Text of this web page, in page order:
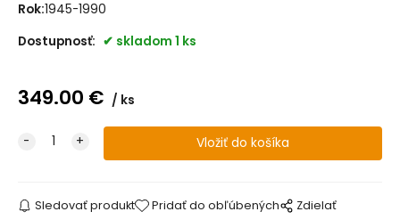
Rok:1945-1990
Dostupnosť:
skladom 1 ks
349.00 € ks
Sledovať produkt Pridať do obľúbených Zdielať